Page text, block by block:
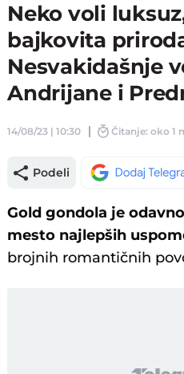
Neko voli
bajkovita
Nesvakidašnje
Andrijane i
14/08/23 | 10:30 Čitanje: oko 1
Podeli
Gold gondola je
mesto najlepših
brojnih romantičnih